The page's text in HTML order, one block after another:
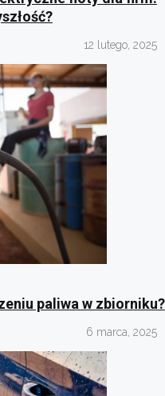
12 lutego, 2025
paliwa w zbiorniku?
6 marca, 2025